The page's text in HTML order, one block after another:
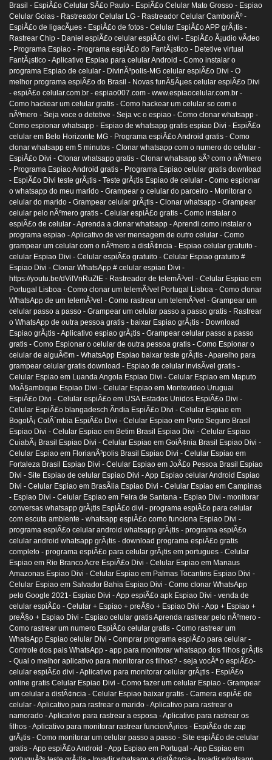
Brasil - EspiÃ£o Celular SÃ£o Paulo - EspiÃ£o Celular Mato Grosso - Espiao
Celular Goias - Rastreador Celular LG - Rastreador Celular CamboriÃº -
EspiÃ£o de ligacÃµes - EspiÃ£o de fotos - Celular EspiÃ£o APP grÃ¡tis -
Rastrear Chip - Daniel espiÃ£o celular espiÃ£o divi - EspiÃ£o Ã¡udio vÃ­deo
- Programa Espiao - Programa espiÃ£o do FantÃ¡stico - Detetive virtual
FantÃ¡stico -Aplicativo Espiao para celular Android - Como instalar o
programa Espiao de celular - DivinÃ³polis-MG celular espiÃ£o Divi - O
melhor programa espiÃ£o do Brasil - Novas funÃ§Ãµes celular espiÃ£o Divi
- espiÃ£o celular.com.br - espiao007.com - www.espiaocelular.com.br -
Como hackear um celular gratis - Como hackear um celular so com o
nÃºmero - Seja voce o detetive - Seja vc o espiao - Como clonar whatsapp -
Como espionar whatsapp - Espiao de whatsapp gratis espiao Divi - EspiÃ£o
celular em Belo Horizonte MG - Programa espiÃ£o Android gratis - Como
clonar whatsapp em 5 minutos - Clonar whatsapp com o numero do celular -
EspiÃ£o Divi - Clonar whatsapp gratis - Clonar whatsapp sÃ³ com o nÃºmero
- Programa Espiao Android gratis - Programa Espiao celular gratis download
- EspiÃ£o Divi teste grÃ¡tis - Teste grÃ¡tis Espiao de celular - Como espionar
o whatsapp do meu marido - Grampear o celular do parceiro - Monitorar o
celular do marido - Grampear celular grÃ¡tis - Clonar whatsapp - Grampear
celular pelo nÃºmero gratis - Celular espiÃ£o gratis - Como instalar o
espiÃ£o de celular -Aprenda a clonar whatsapp -Aprendi como instalar o
programa espiao -Aplicativo de ver mensagem de outro celular - Como
grampear um celular com o nÃºmero a distÃ¢ncia - Espiao celular gratuito -
celular Espiao Divi - Celular espiÃ£o gratuito - Celular Espiao gratuito #
Espiao Divi - Clonar WhatsApp # celular espiao Divi -
https://youtu.be/dVilVnRuZtE - Rastreador de telemÃ³vel - Celular Espiao em
Portugal Lisboa - Como clonar um telemÃ³vel Portugal Lisboa - Como clonar
WhatsApp de um telemÃ³vel - Como rastrear um telemÃ³vel - Grampear um
celular passo a passo - Grampear um celular passo a passo gratis - Rastrear
o WhatsApp de outra pessoa gratis - baixar Espiao grÃ¡tis - Download
Espiao grÃ¡tis -Aplicativo espiao grÃ¡tis - Grampear celular passo a passo
gratis - Como Espionar o celular de outra pessoa gratis - Como Espionar o
celular de alguÃ©m - WhatsApp Espiao baixar teste grÃ¡tis -Aparelho para
grampear celular gratis download - Espiao de celular invisÃ­vel gratis -
Celular Espiao em Luanda Angola Espiao Divi - Celular Espiao em Maputo
MoÃ§ambique Espiao Divi - Celular Espiao em Montevideo Uruguai
EspiÃ£o Divi - Celular espiÃ£o em USA Estados Unidos EspiÃ£o Divi -
Celular EspiÃ£o blangadesch Ãndia EspiÃ£o Divi - Celular Espiao em
BogotÃ¡ ColÃ´mbia EspiÃ£o Divi - Celular Espiao em Porto Seguro Brasil
Espiao Divi - Celular Espiao em Betim Brasil Espiao Divi - Celular Espiao
CuiabÃ¡ Brasil Espiao Divi - Celular Espiao em GoiÃ¢nia Brasil Espiao Divi -
Celular Espiao em FlorianÃ³polis Brasil Espiao Divi - Celular Espiao em
Fortaleza Brasil Espiao Divi - Celular Espiao em JoÃ£o Pessoa Brasil Espiao
Divi - Site Espiao de celular Espiao Divi -App Espiao celular Android Espiao
Divi - Celular Espiao em BrasÃ­lia Espiao Divi - Celular Espiao em Campinas
- Espiao Divi - Celular Espiao em Feira de Santana - Espiao Divi - monitorar
conversas whatsapp grÃ¡tis EspiÃ£o divi - programa espiÃ£o para celular
com escuta ambiente - whatsapp espiÃ£o como funciona Espiao Divi -
programa espiÃ£o celular android whatsapp grÃ¡tis - programa espiÃ£o
celular android whatsapp grÃ¡tis - download programa espiÃ£o gratis
completo - programa espiÃ£o para celular grÃ¡tis em portugues - Celular
Espiao em Rio Branco Acre EspiÃ£o Divi - Celular Espiao em Manaus
Amazonas Espiao Divi - Celular Espiao em Palmas Tocantins Espiao Divi -
Celular Espiao em Salvador Bahia Espiao Divi - Como clonar WhatsApp
pelo Google 2021- Espiao Divi -App espiÃ£o apk Espiao Divi - venda de
celular espiÃ£o - Celular + Espiao + preÃ§o + Espiao Divi -App + Espiao +
preÃ§o + Espiao Divi - Espiao celular gratis Aprenda rastrear pelo nÃºmero -
Como rastrear um numero EspiÃ£o celular gratis - Como rastrear um
WhatsApp Espiao celular Divi - Comprar programa espiÃ£o para celular -
Controle dos pais WhatsApp - app para monitorar whatsapp dos filhos grÃ¡tis
- Qual o melhor aplicativo para monitorar os filhos? - seja vocÃª o espiÃ£o-
celular espiÃ£o divi -Aplicativo para monitorar celular grÃ¡tis - EspiÃ£o
online gratis Celular Espiao Divi - Como fazer um celular Espiao - Grampear
um celular a distÃ¢ncia - Celular Espiao baixar gratis - Camera espiÃ£ de
celular -Aplicativo para rastrear o marido -Aplicativo para rastrear o
namorado -Aplicativo para rastrear a esposa -Aplicativo para rastrear os
filhos -Aplicativo para monitorar rastrear funcionÃ¡rios - EspiÃ£o de zap
grÃ¡tis - Como monitorar um celular passo a passo - Site espiÃ£o de celular
gratis -App espiÃ£o Android -App Espiao em Portugal -App Espiao em